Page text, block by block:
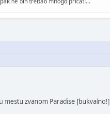
mestu zvanom Paradise [bukvalno!]